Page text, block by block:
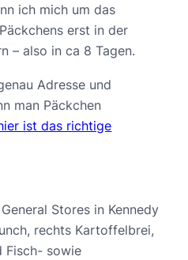
ich mich um das
erst in der
– also in ca 8 Tagen.
Adresse und
man Päckchen
ist das richtige
Stores in Kennedy
rechts Kartoffelbrei,
Fisch- sowie